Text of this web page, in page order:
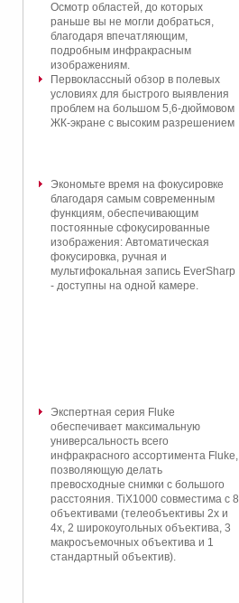
Осмотр областей, до которых
раньше вы не могли добраться,
благодаря впечатляющим,
подробным инфракрасным
изображениям.
Первоклассный обзор в полевых
условиях для быстрого выявления
проблем на большом 5,6-дюймовом
ЖК-экране с высоким разрешением
Экономьте время на фокусировке
благодаря самым современным
функциям, обеспечивающим
постоянные сфокусированные
изображения: Aвтоматическая
фокусировка, ручная и
мультифокальная запись EverSharp
- доступны на одной камере.
Экспертная серия Fluke
обеспечивает максимальную
универсальность всего
инфракрасного ассортимента Fluke,
позволяющую делать
превосходные снимки с большого
расстояния. TiX1000 совместима с 8
объективами (телеобъективы 2х и
4х, 2 широкоугольных объектива, 3
макросъемочных объектива и 1
стандартный объектив).